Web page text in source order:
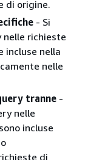
di origine.
- Si
richieste
incluse nella
nelle
tranne-
nelle
incluse
di